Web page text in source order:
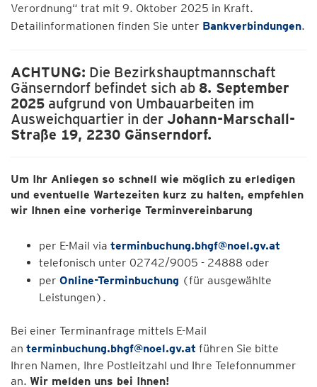
Verordnung“ trat mit 9. Oktober 2025 in Kraft.
Detailinformationen finden Sie unter Bankverbindungen.
ACHTUNG: Die Bezirkshauptmannschaft
Gänserndorf befindet sich ab 8. September
2025 aufgrund von Umbauarbeiten im
Ausweichquartier in der Johann-Marschall-
Straße 19, 2230 Gänserndorf.
Um Ihr Anliegen so schnell wie möglich zu erledigen
und eventuelle Wartezeiten kurz zu halten, empfehlen
wir Ihnen eine vorherige Terminvereinbarung
per E-Mail via terminbuchung.bhgf@noel.gv.at
telefonisch unter 02742/9005 - 24888 oder
per Online-Terminbuchung (für ausgewählte
Leistungen).
Bei einer Terminanfrage mittels E-Mail
an terminbuchung.bhgf@noel.gv.at führen Sie bitte
Ihren Namen, Ihre Postleitzahl und Ihre Telefonnummer
an. Wir melden uns bei Ihnen!